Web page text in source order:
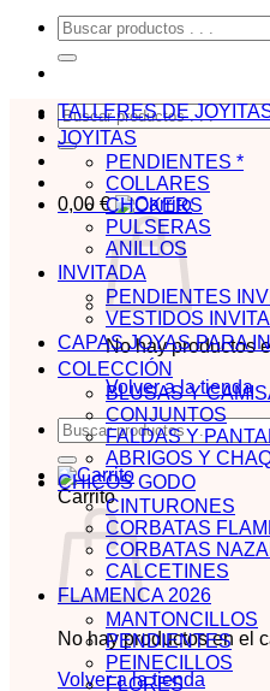
Buscar
por:
Buscar
por:
0,00 €
No hay productos
Volver a la tienda
Buscar
por:
Carrito
No hay productos en el
Volver a la tienda
TALLERES DE
JOYITAS
PENDIENTES *
COLLARES
CHOKERS
PULSERAS
ANILLOS
INVITADA
PENDIENTES
VESTIDOS
CAPAS JOYAS PARA
COLECCIÓN
BLUSAS Y
CONJUNTOS
FALDAS Y
ABRIGOS Y
CHICOS GODO
CINTURONES
CORBATAS
CORBATAS
CALCETINES
FLAMENCA 2026
MANTONCILLOS
PENDIENTES
PEINECILLOS
FLORES